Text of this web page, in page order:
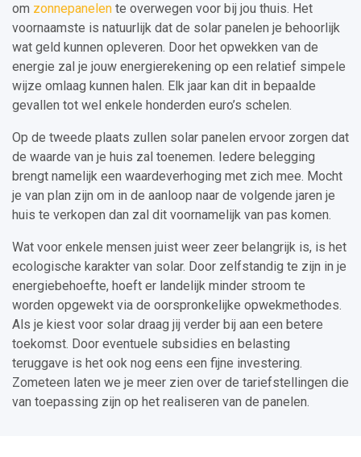
om zonnepanelen te overwegen voor bij jou thuis. Het
voornaamste is natuurlijk dat de solar panelen je behoorlijk
wat geld kunnen opleveren. Door het opwekken van de
energie zal je jouw energierekening op een relatief simpele
wijze omlaag kunnen halen. Elk jaar kan dit in bepaalde
gevallen tot wel enkele honderden euro’s schelen.
Op de tweede plaats zullen solar panelen ervoor zorgen dat
de waarde van je huis zal toenemen. Iedere belegging
brengt namelijk een waardeverhoging met zich mee. Mocht
je van plan zijn om in de aanloop naar de volgende jaren je
huis te verkopen dan zal dit voornamelijk van pas komen.
Wat voor enkele mensen juist weer zeer belangrijk is, is het
ecologische karakter van solar. Door zelfstandig te zijn in je
energiebehoefte, hoeft er landelijk minder stroom te
worden opgewekt via de oorspronkelijke opwekmethodes.
Als je kiest voor solar draag jij verder bij aan een betere
toekomst. Door eventuele subsidies en belasting
teruggave is het ook nog eens een fijne investering.
Zometeen laten we je meer zien over de tariefstellingen die
van toepassing zijn op het realiseren van de panelen.